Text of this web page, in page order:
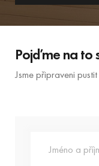
Pojďme na to
Jsme připraveni